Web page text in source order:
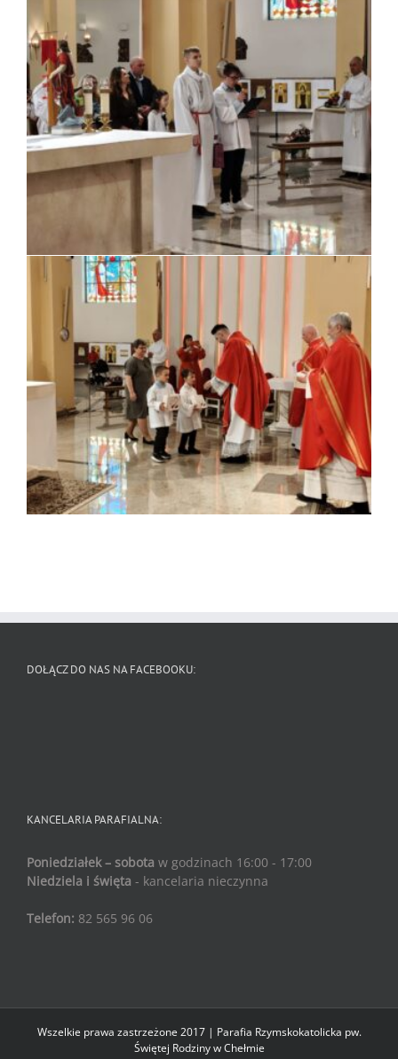
DOŁĄCZ DO NAS NA FACEBOOKU:
KANCELARIA PARAFIALNA:
Poniedziałek – sobota w godzinach 16:00 - 17:00
Niedziela i święta - kancelaria nieczynna
Telefon: 82 565 96 06
Wszelkie prawa zastrzeżone 2017 | Parafia Rzymskokatolicka pw.
Świętej Rodziny w Chełmie